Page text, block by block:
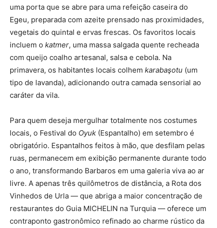
uma porta que se abre para uma refeição caseira do
Egeu, preparada com azeite prensado nas proximidades,
vegetais do quintal e ervas frescas. Os favoritos locais
incluem o katmer, uma massa salgada quente recheada
com queijo coalho artesanal, salsa e cebola. Na
primavera, os habitantes locais colhem karabaşotu (um
tipo de lavanda), adicionando outra camada sensorial ao
caráter da vila.
Para quem deseja mergulhar totalmente nos costumes
locais, o Festival do Oyuk (Espantalho) em setembro é
obrigatório. Espantalhos feitos à mão, que desfilam pelas
ruas, permanecem em exibição permanente durante todo
o ano, transformando Barbaros em uma galeria viva ao ar
livre. A apenas três quilômetros de distância, a Rota dos
Vinhedos de Urla — que abriga a maior concentração de
restaurantes do Guia MICHELIN na Turquia — oferece um
contraponto gastronômico refinado ao charme rústico da